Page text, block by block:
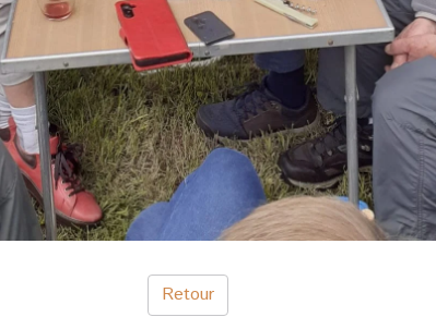
Retour